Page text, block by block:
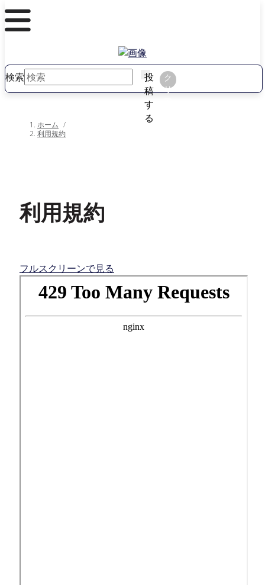
検索
投
稿
す
る
ク
リ
ホーム /
利用規約
利用規約
フルスクリーンで見る